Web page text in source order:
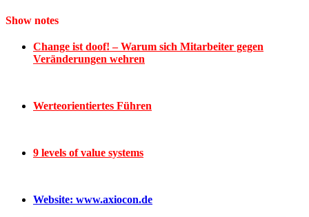
Show notes
Change ist doof! – Warum sich Mitarbeiter gegen
Veränderungen wehren
Werteorientiertes Führen
9 levels of value systems
Website: www.axiocon.de